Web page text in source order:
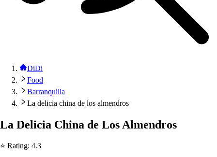
DiDi
Food
Barranquilla
La delicia china de los almendros
La Delicia China de Los Almendros
⭐ Rating: 4.3